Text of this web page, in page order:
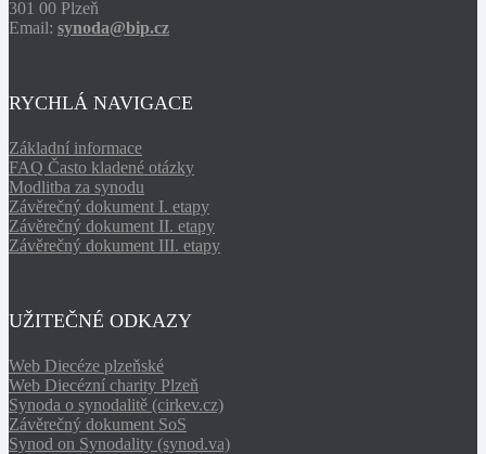
301 00 Plzeň
Email: synoda@bip.cz
RYCHLÁ NAVIGACE
Základní informace
FAQ Často kladené otázky
Modlitba za synodu
Závěrečný dokument I. etapy
Závěrečný dokument II. etapy
Závěrečný dokument III. etapy
UŽITEČNÉ ODKAZY
Web Diecéze plzeňské
Web Diecézní charity Plzeň
Synoda o synodalitě (cirkev.cz)
Závěrečný dokument SoS
Synod on Synodality (synod.va)